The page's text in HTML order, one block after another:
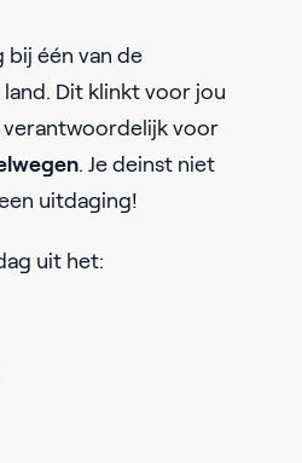
bij één van de
Dit klinkt voor jou
verantwoordelijk voor
. Je deinst niet
uitdaging!
uit het: